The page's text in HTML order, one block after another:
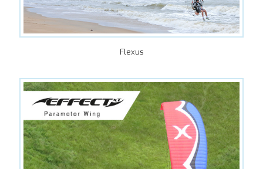
Flexus